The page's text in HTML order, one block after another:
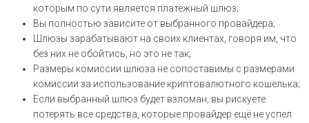
которым по сути является платёжный шлюз;
Вы полностью зависите от выбранного провайдера;
Шлюзы зарабатывают на своих клиентах, говоря им, что
без них не обойтись, но это не так;
Размеры комиссии шлюза не сопоставимы с размерами
комиссии за использование криптовалютного кошелька;
Если выбранный шлюз будет взломан, вы рискуете
потерять все средства, которые провайдер ещё не успел